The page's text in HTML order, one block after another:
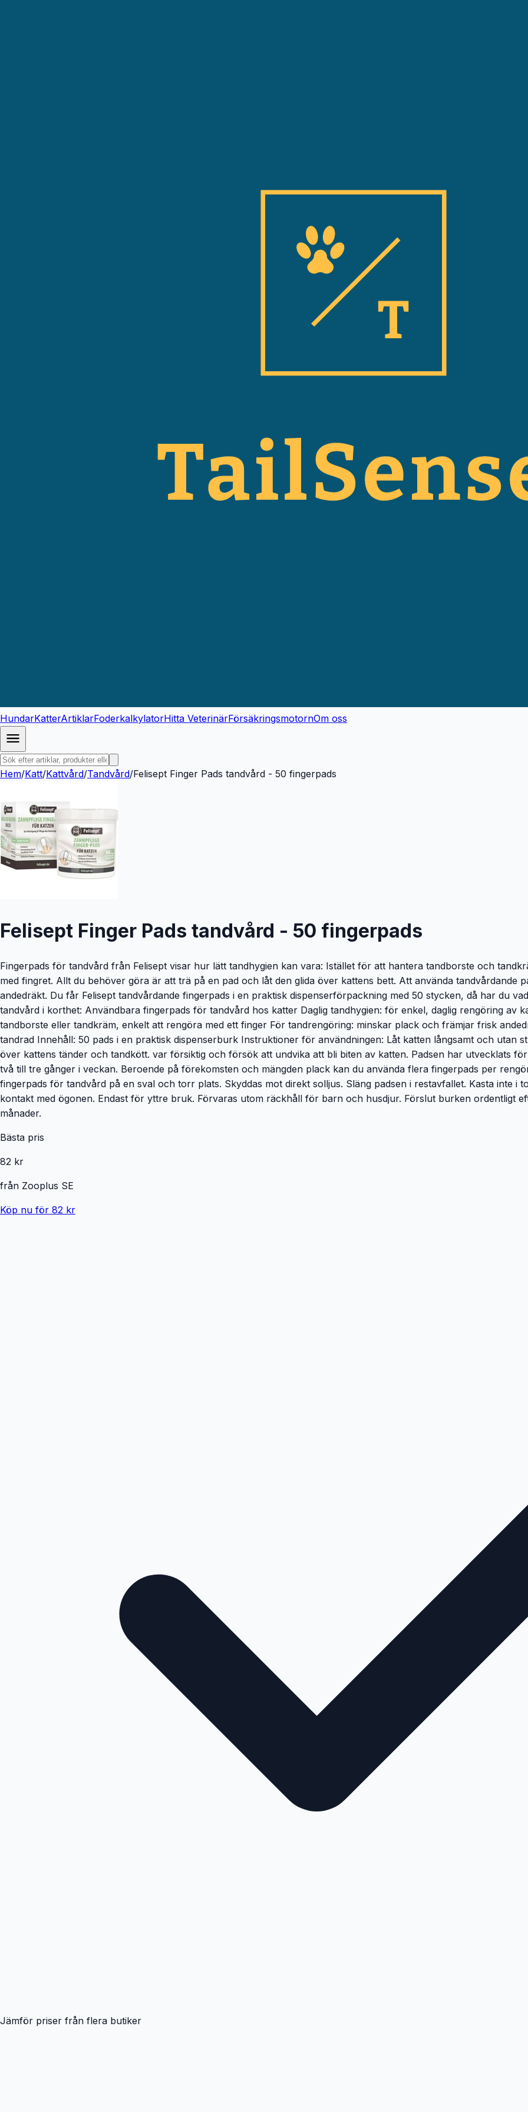
HundarKatterArtiklarFoderkalkylatorHitta VeterinärFörsäkringsmotornOm oss
Hem/Katt/Kattvård/Tandvård/Felisept Finger Pads tandvård - 50 fingerpads
Felisept Finger Pads tandvård - 50 fingerpads
Fingerpads för tandvård från Felisept visar hur lätt tandhygien kan vara: Istället för att hantera tandborste och
med fingret. Allt du behöver göra är att trä på en pad och låt den glida över kattens bett. Att använda tandvårdande
andedräkt. Du får Felisept tandvårdande fingerpads i en praktisk dispenserförpackning med 50 stycken, då har du
tandvård i korthet: Användbara fingerpads för tandvård hos katter Daglig tandhygien: för enkel, daglig rengöring av
tandborste eller tandkräm, enkelt att rengöra med ett finger För tandrengöring: minskar plack och främjar frisk
tandrad Innehåll: 50 pads i en praktisk dispenserburk Instruktioner för användningen: Låt katten långsamt och utan
över kattens tänder och tandkött. var försiktig och försök att undvika att bli biten av katten. Padsen har utvecklats
två till tre gånger i veckan. Beroende på förekomsten och mängden plack kan du använda flera fingerpads per
fingerpads för tandvård på en sval och torr plats. Skyddas mot direkt solljus. Släng padsen i restavfallet. Kasta inte i
kontakt med ögonen. Endast för yttre bruk. Förvaras utom räckhåll för barn och husdjur. Förslut burken ordentligt
månader.
Bästa pris
82 kr
från Zooplus SE
Köp nu för 82 kr
Jämför priser från flera butiker